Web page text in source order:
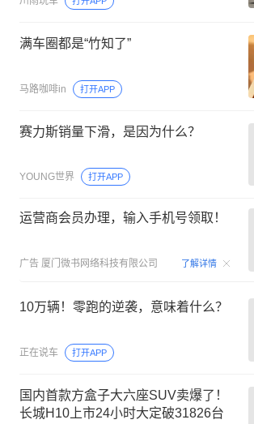
满车圈都是“竹知了”
马路咖啡in 打开APP
赛力斯销量下滑，是因为什么？
YOUNG世界 打开APP
运营商会员办理，输入手机号领取！
广告 厦门微书网络科技有限公司 了解详情
10万辆！零跑的逆袭，意味着什么？
正在说车 打开APP
国内首款方盒子大六座SUV卖爆了！
长城H10上市24小时大定破31826台